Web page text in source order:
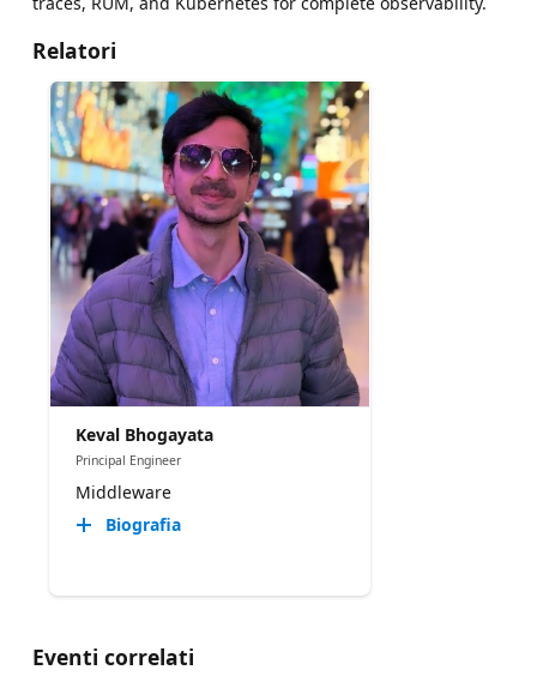
Relatori
Keval Bhogayata
Principal Engineer
Middleware
Biografia
Eventi correlati